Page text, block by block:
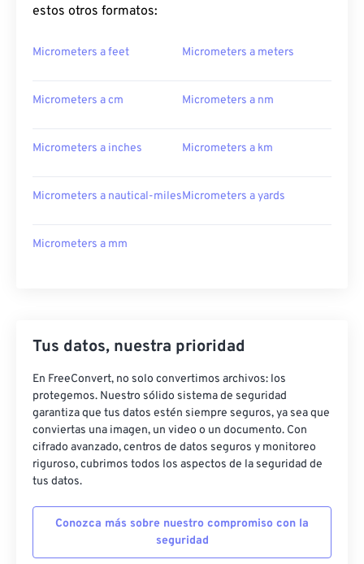
estos otros formatos:
Micrometers a feet Micrometers a meters
Micrometers a cm Micrometers a nm
Micrometers a inches Micrometers a km
Micrometers a nautical-milesMicrometers a yards
Micrometers a mm
Tus datos, nuestra prioridad
En FreeConvert, no solo convertimos archivos: los
protegemos. Nuestro sólido sistema de seguridad
garantiza que tus datos estén siempre seguros, ya sea que
conviertas una imagen, un video o un documento. Con
cifrado avanzado, centros de datos seguros y monitoreo
riguroso, cubrimos todos los aspectos de la seguridad de
tus datos.
Conozca más sobre nuestro compromiso con la
seguridad